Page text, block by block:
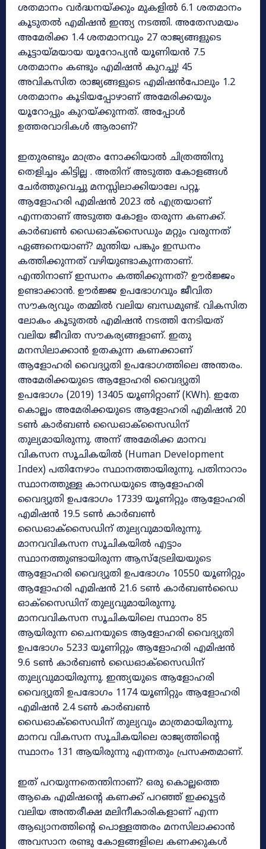
ശതമാനം വർദ്ധനയ്ക്കും മുകളിൽ 6.1 ശതമാനം
കൂടുതൽ എമിഷൻ ഇന്ത്യ നടത്തി. അതേസമയം
അമേരിക്ക 1.4 ശതമാനവും 27 രാജ്യങ്ങളുടെ
കൂട്ടായ്മയായ യൂറോപ്യൻ യൂണിയൻ 7.5
ശതമാനം കണ്ടും എമിഷൻ കുറച്ചു! 45
അവികസിത രാജ്യങ്ങളുടെ എമിഷൻപോലും 1.2
ശതമാനം കൂടിയപ്പോഴാണ് അമേരിക്കയും
യൂറോപ്പും കുറയ്ക്കുന്നത്. അപ്പോൾ
ഉത്തരവാദികൾ ആരാണ്?
ഇതുരണ്ടും മാത്രം നോക്കിയാൽ ചിത്രത്തിനു
തെളിച്ചം കിട്ടില്ല . അതിന് അടുത്ത കോളങ്ങൾ
ചേർത്തുവെച്ചു മനസ്സിലാക്കിയാലേ പറ്റൂ.
ആളോഹരി എമിഷൻ 2023 ൽ എത്രയാണ്
എന്നതാണ് അടുത്ത കോളം തരുന്ന കണക്ക്.
കാർബൺ ഡൈഓക്സൈഡും മറ്റും വരുന്നത്
ഏങ്ങനെയാണ്? മുന്തിയ പങ്കും ഇന്ധനം
കത്തിക്കുന്നത് വഴിയുണ്ടാകുന്നതാണ്.
എന്തിനാണ് ഇന്ധനം കത്തിക്കുന്നത്? ഊർജ്ജം
ഉണ്ടാക്കാൻ. ഊർജ്ജ ഉപഭോഗവും ജീവിത
സൗകര്യവും തമ്മിൽ വലിയ ബന്ധമുണ്ട്. വികസിത
ലോകം കൂടുതൽ എമിഷൻ നടത്തി നേടിയത്
വലിയ ജീവിത സൗകര്യങ്ങളാണ്. ഇതു
മനസിലാക്കാൻ ഉതകുന്ന കണക്കാണ്
ആളോഹരി വൈദ്യുതി ഉപഭോഗത്തിലെ അന്തരം.
അമേരിക്കയുടെ ആളോഹരി വൈദ്യുതി
ഉപഭോഗം (2019) 13405 യൂണിറ്റാണ് (KWh). ഇതേ
കൊല്ലം അമേരിക്കയുടെ ആളോഹരി എമിഷൻ 20
ടൺ കാർബൺ ഡൈഓക്സൈഡിന്
തുല്യമായിരുന്നു. അന്ന് അമേരിക്ക മാനവ
വികസന സൂചികയിൽ (Human Development
Index) പതിനേഴാം സ്ഥാനത്തായിരുന്നു. പതിനാറാം
സ്ഥാനത്തുള്ള കാനഡയുടെ ആളോഹരി
വൈദ്യുതി ഉപഭോഗം 17339 യൂണിറ്റും ആളോഹരി
എമിഷൻ 19.5 ടൺ കാർബൺ
ഡൈഓക്സൈഡിന് തുല്യവുമായിരുന്നു.
മാനവവികസന സൂചികയിൽ എട്ടാം
സ്ഥാനത്തുണ്ടായിരുന്ന ആസ്ട്രേലിയയുടെ
ആളോഹരി വൈദ്യുതി ഉപഭോഗം 10550 യൂണിറ്റും
ആളോഹരി എമിഷൻ 21.6 ടൺ കാർബൺഡൈ
ഓക്സൈഡിന് തുല്യവുമായിരുന്നു.
മാനവവികസന സൂചികയിലെ സ്ഥാനം 85
ആയിരുന്ന ചൈനയുടെ ആളോഹരി വൈദ്യുതി
ഉപഭോഗം 5233 യൂണിറ്റും ആളോഹരി എമിഷൻ
9.6 ടൺ കാർബൺ ഡൈഓക്സൈഡിന്
തുല്യവുമായിരുന്നു. ഇന്ത്യയുടെ ആളോഹരി
വൈദ്യുതി ഉപഭോഗം 1174 യൂണിറ്റും ആളോഹരി
എമിഷൻ 2.4 ടൺ കാർബൺ
ഡൈഓക്സൈഡിന് തുല്യവും മാത്രമായിരുന്നു.
മാനവ വികസന സൂചികയിലെ രാജ്യത്തിന്റെ
സ്ഥാനം 131 ആയിരുന്നു എന്നതും പ്രസക്തമാണ്.
ഇത് പറയുന്നതെന്തിനാണ്? ഒരു കൊല്ലത്തെ
ആകെ എമിഷന്റെ കണക്ക് പറഞ്ഞ് ഇക്കൂട്ടർ
വലിയ അന്തരീക്ഷ മലിനീകാരികളാണ് എന്ന
ആഖ്യാനത്തിന്റെ പൊള്ളത്തരം മനസിലാക്കാൻ
അവസാന രണ്ടു കോളങ്ങളിലെ കണക്കുകൾ